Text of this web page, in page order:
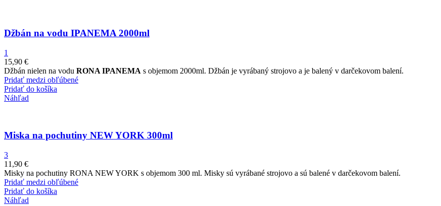
Džbán na vodu IPANEMA 2000ml
1
15,90 €
Džbán nielen na vodu RONA IPANEMA s objemom 2000ml. Džbán je vyrábaný strojovo a je balený v darčekovom balení.
Pridať medzi obľúbené
Pridať do košíka
Náhľad
Miska na pochutiny NEW YORK 300ml
3
11,90 €
Misky na pochutiny RONA NEW YORK s objemom 300 ml. Misky sú vyrábané strojovo a sú balené v darčekovom balení.
Pridať medzi obľúbené
Pridať do košíka
Náhľad